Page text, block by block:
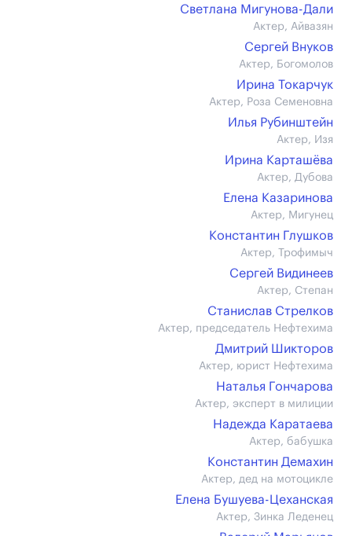
Светлана Мигунова-Дали
Актер, Айвазян
Сергей Внуков
Актер, Богомолов
Ирина Токарчук
Актер, Роза Семеновна
Илья Рубинштейн
Актер, Изя
Ирина Карташёва
Актер, Дубова
Елена Казаринова
Актер, Мигунец
Константин Глушков
Актер, Трофимыч
Сергей Видинеев
Актер, Степан
Станислав Стрелков
Актер, председатель Нефтехима
Дмитрий Шикторов
Актер, юрист Нефтехима
Наталья Гончарова
Актер, эксперт в милиции
Надежда Каратаева
Актер, бабушка
Константин Демахин
Актер, дед на мотоцикле
Елена Бушуева-Цеханская
Актер, Зинка Леденец